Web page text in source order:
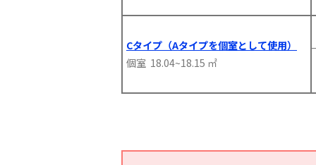
Cタイプ（Aタイプを個室として使用）
個室 18.04~18.15 ㎡